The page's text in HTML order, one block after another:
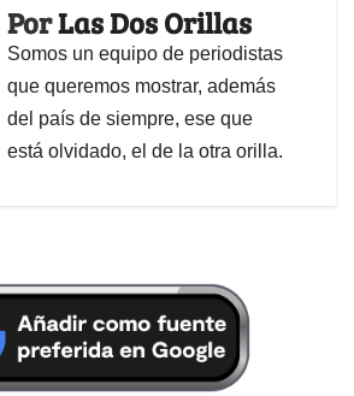
PorLas Dos Orillas
Somos un equipo de periodistas
que queremos mostrar, además
del país de siempre, ese que
está olvidado, el de la otra orilla.